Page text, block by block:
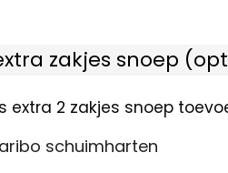
zakjes snoep
extra 2 zakjes snoep
schuimharten